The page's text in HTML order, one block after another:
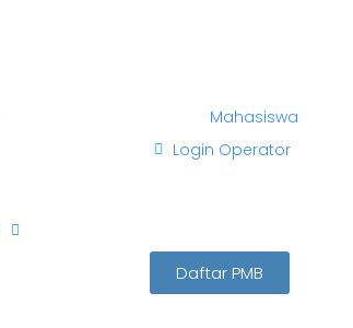
Mahasiswa
Login Operator
Daftar PMB